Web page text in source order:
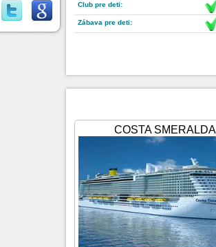
Club pre deti:
Zábava pre deti:
COSTA SMERALDA